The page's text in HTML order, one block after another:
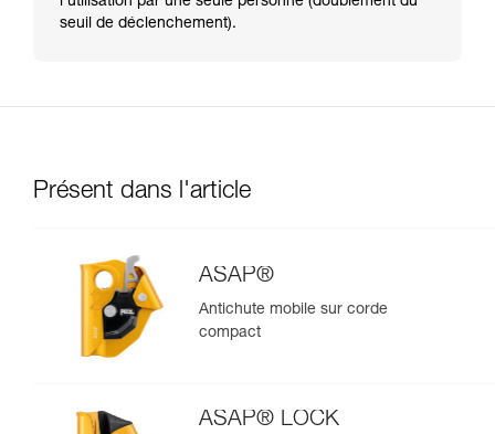
seuil de déclenchement).
Présent dans l'article
ASAP®
Antichute mobile sur corde
compact
ASAP® LOCK